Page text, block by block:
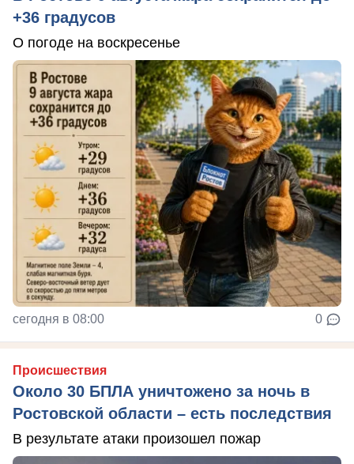
+36 градусов
О погоде на воскресенье
сегодня в 08:00 0
Происшествия
Около 30 БПЛА уничтожено за ночь в
Ростовской области – есть последствия
В результате атаки произошел пожар